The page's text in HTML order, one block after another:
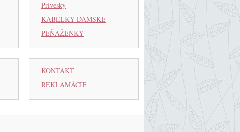
Prívesky
KABELKY DÁMSKE
PEŇAŽENKY
KONTAKT
REKLAMÁCIE